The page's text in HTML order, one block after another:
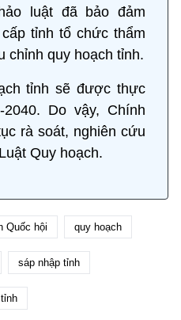
luật đã bảo đảm
tỉnh tổ chức thẩm
chỉnh quy hoạch tỉnh.
tỉnh sẽ được thực
Do vậy, Chính
rà soát, nghiên cứu
Quy hoạch.
Quốc hội quy hoạch
sáp nhập tỉnh